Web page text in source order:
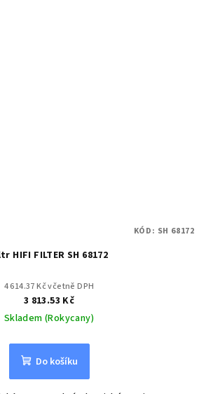
HIFI FILTER SH 68172
4 614.37 Kč včetně DPH
3 813.53 Kč
Skladem (Rokycany)
Do košíku
KÓD: SH 68172